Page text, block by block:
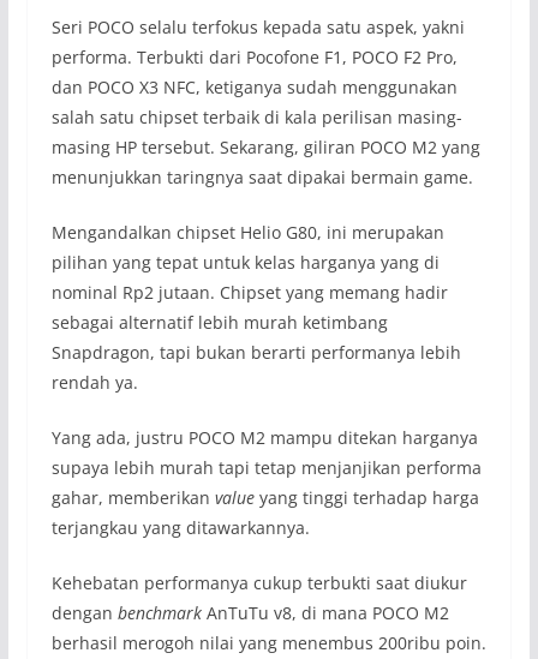
Seri POCO selalu terfokus kepada satu aspek, yakni
performa. Terbukti dari Pocofone F1, POCO F2 Pro,
dan POCO X3 NFC, ketiganya sudah menggunakan
salah satu chipset terbaik di kala perilisan masing-
masing HP tersebut. Sekarang, giliran POCO M2 yang
menunjukkan taringnya saat dipakai bermain game.
Mengandalkan chipset Helio G80, ini merupakan
pilihan yang tepat untuk kelas harganya yang di
nominal Rp2 jutaan. Chipset yang memang hadir
sebagai alternatif lebih murah ketimbang
Snapdragon, tapi bukan berarti performanya lebih
rendah ya.
Yang ada, justru POCO M2 mampu ditekan harganya
supaya lebih murah tapi tetap menjanjikan performa
gahar, memberikan valueyang tinggi terhadap harga
terjangkau yang ditawarkannya.
Kehebatan performanya cukup terbukti saat diukur
dengan benchmarkAnTuTu v8, di mana POCO M2
berhasil merogoh nilai yang menembus 200ribu poin.